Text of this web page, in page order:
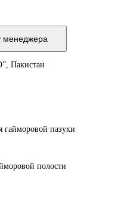
менеджера
Пакистан
гайморовой пазухи
полости